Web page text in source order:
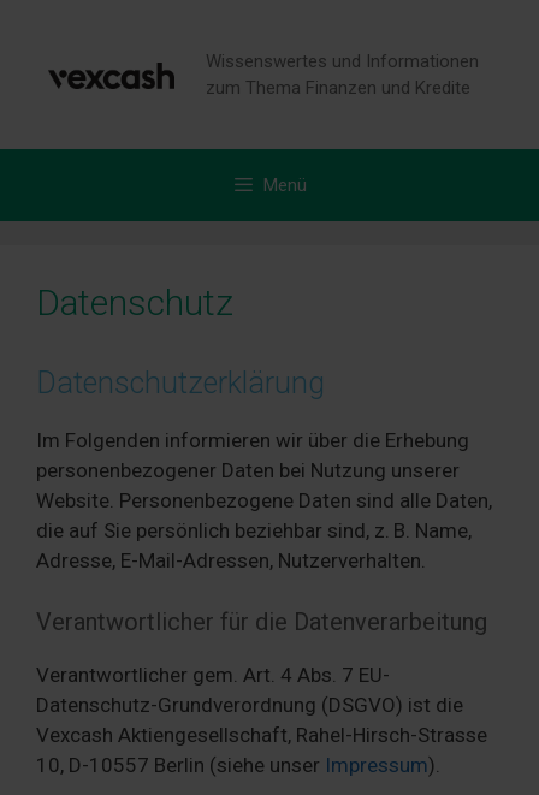
springen
Wissenswertes und Informationen
zum Thema Finanzen und Kredite
Menü
Datenschutz
Datenschutzerklärung
Im Folgenden informieren wir über die Erhebung
personenbezogener Daten bei Nutzung unserer
Website. Personenbezogene Daten sind alle Daten,
die auf Sie persönlich beziehbar sind, z. B. Name,
Adresse, E-Mail-Adressen, Nutzerverhalten.
Verantwortlicher für die Datenverarbeitung
Verantwortlicher gem. Art. 4 Abs. 7 EU-
Datenschutz-Grundverordnung (DSGVO) ist die
Vexcash Aktiengesellschaft, Rahel-Hirsch-Strasse
10, D-10557 Berlin (siehe unser Impressum).